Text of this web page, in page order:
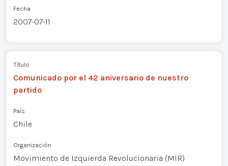
Fecha
2007-07-11
Título
Comunicado por el 42 aniversario de nuestro
partido
País
Chile
Organización
Movimiento de Izquierda Revolucionaria (MIR)